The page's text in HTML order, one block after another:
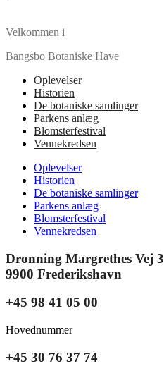
Velkommen i
Bangsbo Botaniske Have
Oplevelser
Historien
De botaniske samlinger
Parkens anlæg
Blomsterfestival
Vennekredsen
Oplevelser
Historien
De botaniske samlinger
Parkens anlæg
Blomsterfestival
Vennekredsen
Dronning Margrethes Vej 3
9900 Frederikshavn
+45 98 41 05 00
Hovednummer
+45 30 76 37 74